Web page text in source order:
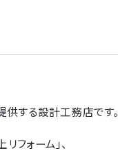
供する設計工務店です。
ォーム」、